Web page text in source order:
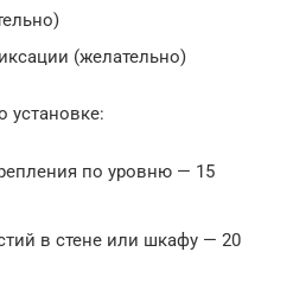
(желательно)
установке:
по уровню — 15
в стене или шкафу — 20